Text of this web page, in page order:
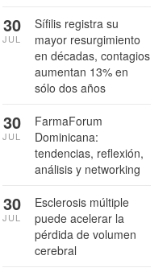
Sífilis registra su
mayor resurgimiento
en décadas, contagios
aumentan 13% en
sólo dos años
30
JUL
FarmaForum
Dominicana:
tendencias, reflexión,
análisis y networking
30
JUL
Esclerosis múltiple
puede acelerar la
pérdida de volumen
cerebral
30
JUL